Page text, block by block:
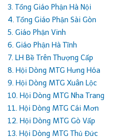
3. Tổng Giáo Phận Hà Nội
4. Tổng Giáo Phận Sài Gòn
5. Giáo Phận Vinh
6. Giáo Phận Hà Tĩnh
7. LH Bề Trên Thượng Cấp
8. Hội Dòng MTG Hưng Hóa
9. Hội Dòng MTG Xuân Lộc
10. Hội Dòng MTG Nha Trang
11. Hội Dòng MTG Cái Mơn
12. Hội Dòng MTG Gò Vấp
13. Hội Dòng MTG Thủ Đức